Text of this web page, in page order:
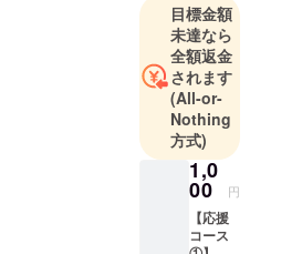
目標金額
未達なら
全額返金
されます
(All-or-
Nothing
方式)
1,0
00 円
【応援
コース